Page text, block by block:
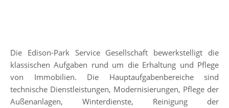
Die Edison-Park Service Gesellschaft bewerkstelligt die
klassischen Aufgaben rund um die Erhaltung und Pflege
von Immobilien. Die Hauptaufgabenbereiche sind
technische Dienstleistungen, Modernisierungen, Pflege der
Außenanlagen, Winterdienste, Reinigung der